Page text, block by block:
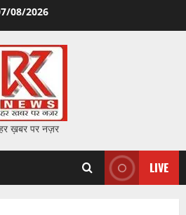
08/2026
ख़बर पर नज़र
LIVE